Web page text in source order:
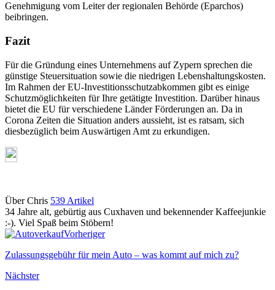
Genehmigung vom Leiter der regionalen Behörde (Eparchos)
beibringen.
Fazit
Für die Gründung eines Unternehmens auf Zypern sprechen die
günstige Steuersituation sowie die niedrigen Lebenshaltungskosten.
Im Rahmen der EU-Investitionsschutzabkommen gibt es einige
Schutzmöglichkeiten für Ihre getätigte Investition. Darüber hinaus
bietet die EU für verschiedene Länder Förderungen an. Da in
Corona Zeiten die Situation anders aussieht, ist es ratsam, sich
diesbezüglich beim Auswärtigen Amt zu erkundigen.
Über Chris 539 Artikel
34 Jahre alt, gebürtig aus Cuxhaven und bekennender Kaffeejunkie
:-). Viel Spaß beim Stöbern!
Webseite
Vorheriger
Zulassungsgebühr für mein Auto – was kommt auf mich zu?
Nächster